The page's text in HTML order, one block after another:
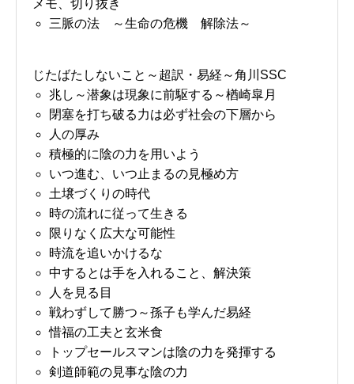
メモ、切り抜き
三脈の法 ～生命の危機 解除法～
じたばたしないこと～超訳・易経～角川SSC
兆し～潜象は現象に前駆する～楢崎皐月
閉塞を打ち破る力は必ず社会の下層から
人の厚み
積極的に陰の力を用いよう
いつ進む、いつ止まるの見極め方
土壌づくりの時代
時の流れに従って生きる
限りなく広大な可能性
時流を追いかけるな
中するとは手を入れること、解決策
人を見る目
戦わずして勝つ～孫子も学んだ易経
惜福の工夫と玄米食
トップセールスマンは陰の力を発揮する
剣道師範の見事な陰の力